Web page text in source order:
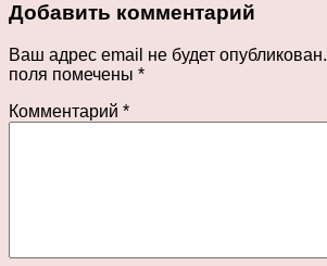
Добавить комментарий
Ваш адрес email не будет опубликован.
поля помечены *
Комментарий *